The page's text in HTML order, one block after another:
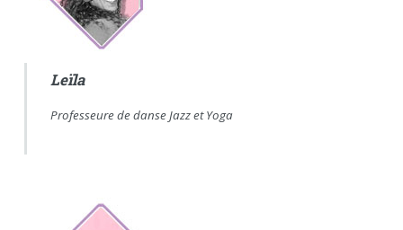
Leïla
Professeure de danse Jazz et Yoga